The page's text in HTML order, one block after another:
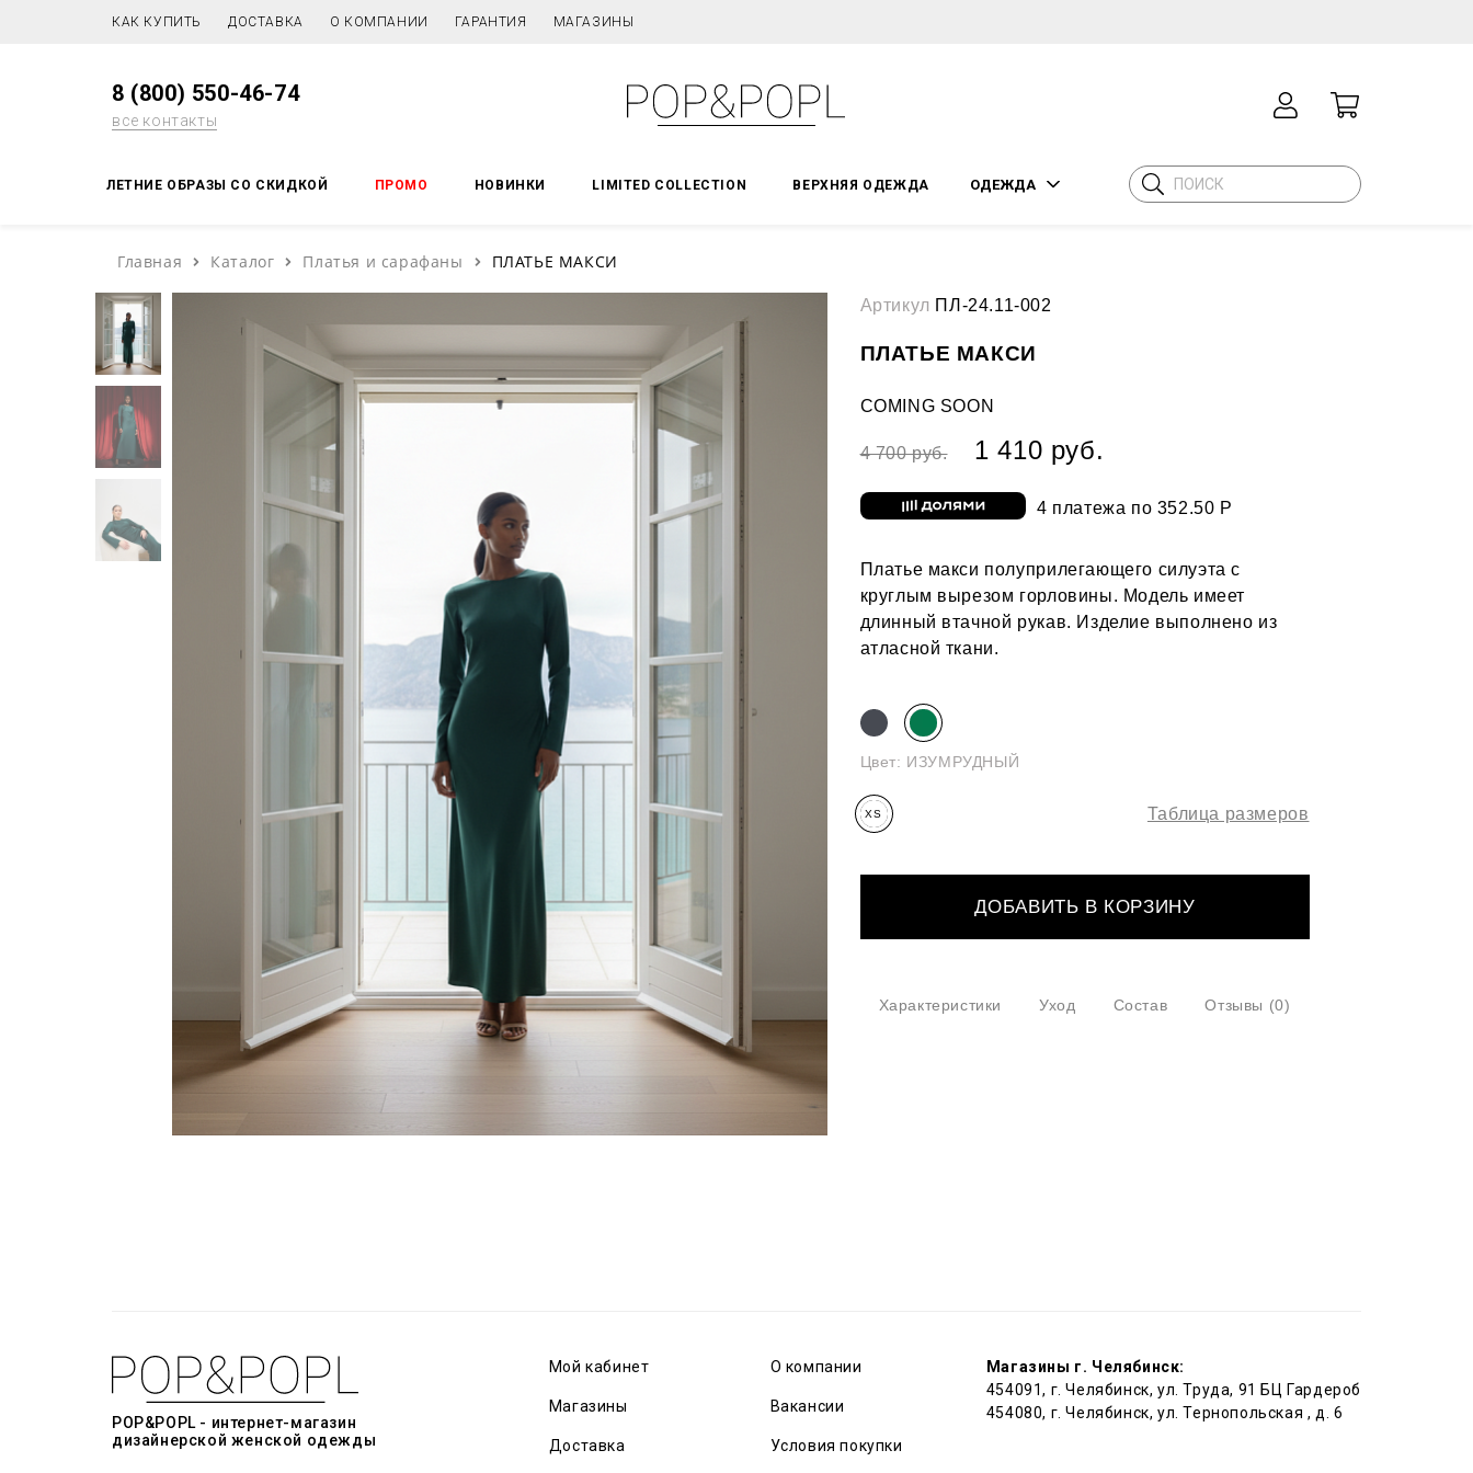
КАК КУПИТЬ ДОСТАВКА О КОМПАНИИ ГАРАНТИЯ МАГАЗИНЫ
8 (800) 550-46-74
все контакты
ЛЕТНИЕ ОБРАЗЫ СО СКИДКОЙ ПРОМО НОВИНКИ LIMITED COLLECTION ВЕРХНЯЯ ОДЕЖДА ОДЕЖДА
Главная Каталог Платья и сарафаны ПЛАТЬЕ МАКСИ
Артикул ПЛ-24.11-002
ПЛАТЬЕ МАКСИ
COMING SOON
4 700 руб. 1 410 руб.
4 платежа по 352.50 Р
Платье макси полуприлегающего силуэта с
круглым вырезом горловины. Модель имеет
длинный втачной рукав. Изделие выполнено из
атласной ткани.
Цвет: ИЗУМРУДНЫЙ
XS Таблица размеров
ДОБАВИТЬ В КОРЗИНУ
Характеристики Уход Состав Отзывы (0)
POP&POPL - интернет-магазин
дизайнерской женской одежды
Мой кабинет
Магазины
Доставка
О компании
Вакансии
Условия покупки
Магазины г. Челябинск:
454091, г. Челябинск, ул. Труда, 91 БЦ Гардероб
454080, г. Челябинск, ул. Тернопольская , д. 6